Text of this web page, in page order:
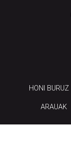
HONI BURUZ
ARAUAK